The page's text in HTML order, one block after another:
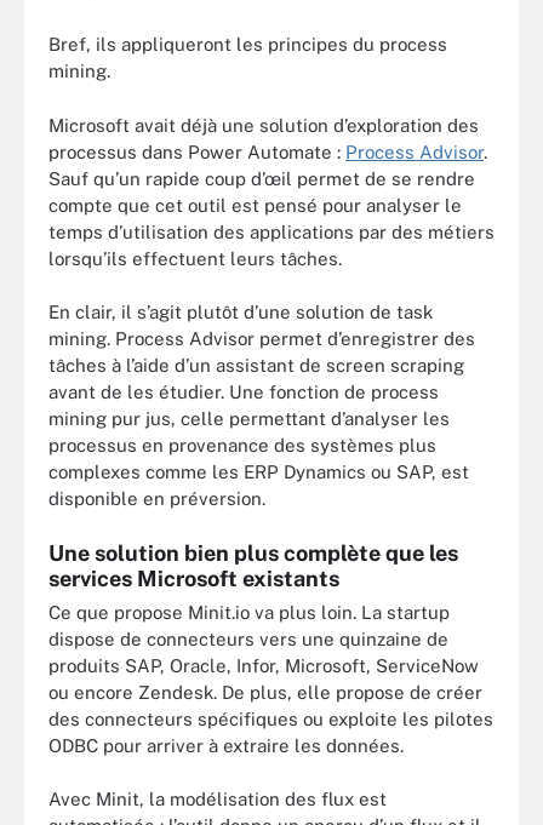
Bref, ils appliqueront les principes du process
mining.
Microsoft avait déjà une solution d’exploration des
processus dans Power Automate : Process Advisor.
Sauf qu’un rapide coup d’œil permet de se rendre
compte que cet outil est pensé pour analyser le
temps d’utilisation des applications par des métiers
lorsqu’ils effectuent leurs tâches.
En clair, il s’agit plutôt d’une solution de task
mining. Process Advisor permet d’enregistrer des
tâches à l’aide d’un assistant de screen scraping
avant de les étudier. Une fonction de process
mining pur jus, celle permettant d’analyser les
processus en provenance des systèmes plus
complexes comme les ERP Dynamics ou SAP, est
disponible en préversion.
Une solution bien plus complète que les
services Microsoft existants
Ce que propose Minit.io va plus loin. La startup
dispose de connecteurs vers une quinzaine de
produits SAP, Oracle, Infor, Microsoft, ServiceNow
ou encore Zendesk. De plus, elle propose de créer
des connecteurs spécifiques ou exploite les pilotes
ODBC pour arriver à extraire les données.
Avec Minit, la modélisation des flux est